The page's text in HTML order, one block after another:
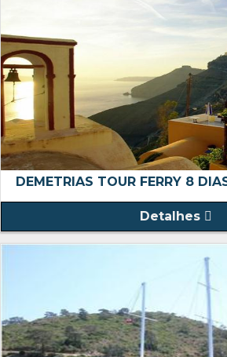
DEMETRIAS TOUR FERRY 8
Detalhes